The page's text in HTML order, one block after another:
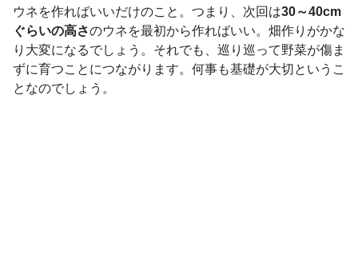
ウネを作ればいいだけのこと。つまり、次回は30～40cm
ぐらいの高さのウネを最初から作ればいい。畑作りがかな
り大変になるでしょう。それでも、巡り巡って野菜が傷ま
ずに育つことにつながります。何事も基礎が大切というこ
となのでしょう。